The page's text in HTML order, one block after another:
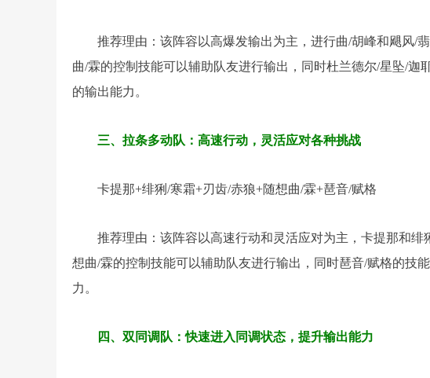
推荐理由：该阵容以高爆发输出为主，进行曲/胡峰和飓风/
曲/霖的控制技能可以辅助队友进行输出，同时杜兰德尔/星坠/
的输出能力。
三、拉条多动队：高速行动，灵活应对各种挑战
卡提那+绯猁/寒霜+刃齿/赤狼+随想曲/霖+琶音/赋格
推荐理由：该阵容以高速行动和灵活应对为主，卡提那和
想曲/霖的控制技能可以辅助队友进行输出，同时琶音/赋格的技
力。
四、双同调队：快速进入同调状态，提升输出能力